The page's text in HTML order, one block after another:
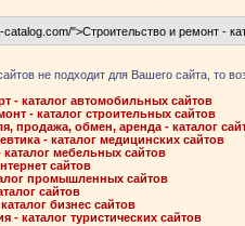
не подходит для Вашего сайта, то
- каталог автомобильных сайтов
- каталог строительных сайтов
продажа, обмен, аренда - каталог
- каталог медицинских сайтов
мебельных сайтов
сайтов
промышленных сайтов
сайтов
бизнес сайтов
- каталог туристических сайтов